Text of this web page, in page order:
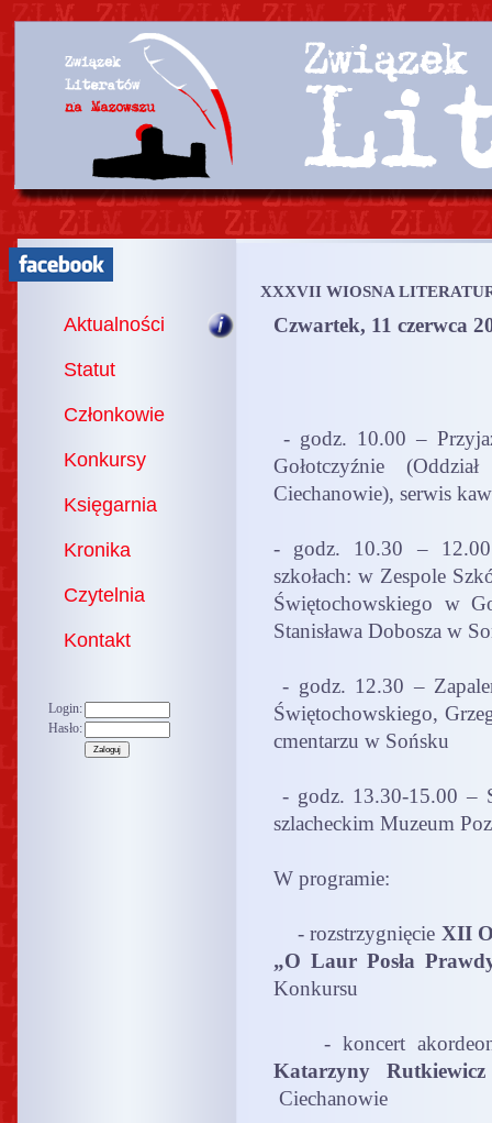
Aktualności
Statut
Członkowie
Konkursy
Księgarnia
Kronika
Czytelnia
Kontakt
Login:
Hasło:
XXXVII WIOSNA
Czwartek, 11 czerwca
- godz. 10.00 –
Gołotczyźnie
Ciechanowie), serwis
- godz. 10.30 –
szkołach: w Zespole
Świętochowskiego w
Stanisława Dobosza w
- godz. 12.30 –
Świętochowskiego,
cmentarzu w Sońsku
- godz. 13.30-15.00 –
szlacheckim Muzeum
W programie:
- rozstrzygnięcie XII
„O Laur Posła
Konkursu
- koncert
Katarzyny
Ciechanowie